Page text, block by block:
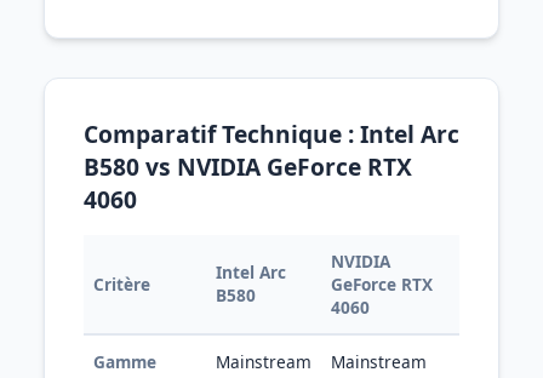
Comparatif Technique : Intel Arc
B580 vs NVIDIA GeForce RTX
4060
Critère
Intel Arc
B580
NVIDIA
GeForce RTX
4060
Gamme Mainstream Mainstream